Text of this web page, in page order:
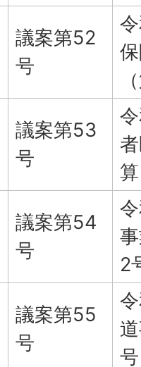
議案第52
号
議案第53
号
議案第54
号
2
議案第55
号